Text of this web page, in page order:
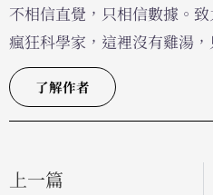
不相信直覺，只相信數據。
瘋狂科學家，這裡沒有雞湯
了解作者
上一篇